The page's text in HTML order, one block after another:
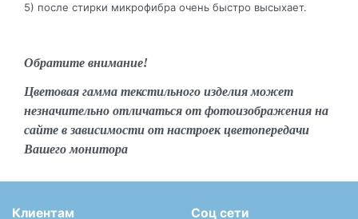
5) после стирки микрофибра очень быстро высыхает.
Обратите внимание!
Цветовая гамма текстильного изделия может
незначительно отличаться от фотоизображения на
сайте в зависимости от настроек цветопередачи
Вашего монитора
Клиентам Соц сети